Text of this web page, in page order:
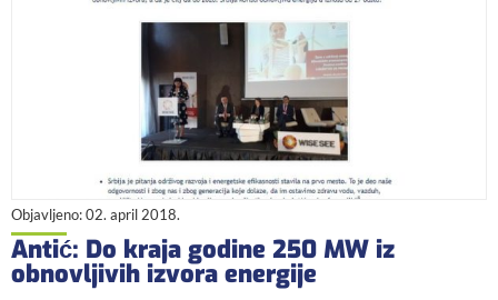
Objavljeno:02. april 2018.
Antić: Do kraja godine 250 MW iz
obnovljivih izvora energije